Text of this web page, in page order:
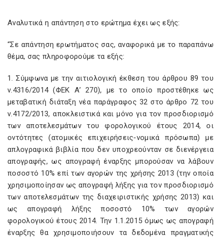
Αναλυτικά η απάντηση στο ερώτημα έχει ως εξής:
“Σε απάντηση ερωτήματος σας, αναφορικά με το παραπάνω
θέμα, σας πληροφορούμε τα εξής:
1. Σύμφωνα με την αιτιολογική έκθεση του άρθρου 89 του
ν.4316/2014 (ΦΕΚ Α’ 270), με το οποίο προστέθηκε ως
μεταβατική διάταξη νέα παράγραφος 32 στο άρθρο 72 του
ν.4172/2013, αποκλειστικά και μόνο για τον προσδιορισμό
των αποτελεσμάτων του φορολογικού έτους 2014, οι
οντότητες (ατομικές επιχειρήσεις-νομικά πρόσωπα) με
απλογραφικά βιβλία που δεν υποχρεούνταν σε διενέργεια
απογραφής, ως απογραφή έναρξης μπορούσαν να λάβουν
ποσοστό 10% επί των αγορών της χρήσης 2013 (την οποία
χρησιμοποίησαν ως απογραφή λήξης για τον προσδιορισμό
των αποτελεσμάτων της διαχειριστικής χρήσης 2013) και
ως απογραφή λήξης ποσοστό 10% των αγορών
φορολογικού έτους 2014. Την 1.1.2015 όμως ως απογραφή
έναρξης θα χρησιμοποιήσουν τα δεδομένα πραγματικής